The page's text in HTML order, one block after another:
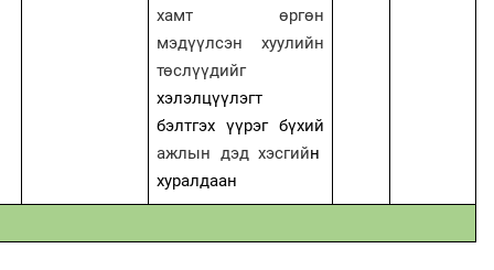
хамт өргөн
мэдүүлсэн хуулийн
төслүүдийг
хэлэлцүүлэгт
бэлтгэх үүрэг бүхий
ажлын дэд хэсгийн
хуралдаан